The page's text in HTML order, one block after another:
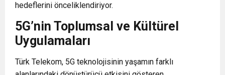
hedeflerini önceliklendiriyor.
5G’nin Toplumsal ve Kültürel
Uygulamaları
Türk Telekom, 5G teknolojisinin yaşamın farklı